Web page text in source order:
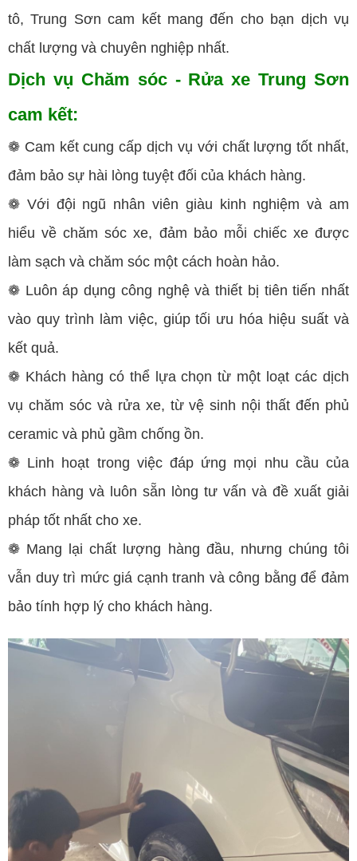
tô, Trung Sơn cam kết mang đến cho bạn dịch vụ
chất lượng và chuyên nghiệp nhất.
Dịch vụ Chăm sóc - Rửa xe Trung Sơn
cam kết:
❁ Cam kết cung cấp dịch vụ với chất lượng tốt nhất,
đảm bảo sự hài lòng tuyệt đối của khách hàng.
❁ Với đội ngũ nhân viên giàu kinh nghiệm và am
hiểu về chăm sóc xe, đảm bảo mỗi chiếc xe được
làm sạch và chăm sóc một cách hoàn hảo.
❁ Luôn áp dụng công nghệ và thiết bị tiên tiến nhất
vào quy trình làm việc, giúp tối ưu hóa hiệu suất và
kết quả.
❁ Khách hàng có thể lựa chọn từ một loạt các dịch
vụ chăm sóc và rửa xe, từ vệ sinh nội thất đến phủ
ceramic và phủ gầm chống ồn.
❁ Linh hoạt trong việc đáp ứng mọi nhu cầu của
khách hàng và luôn sẵn lòng tư vấn và đề xuất giải
pháp tốt nhất cho xe.
❁ Mang lại chất lượng hàng đầu, nhưng chúng tôi
vẫn duy trì mức giá cạnh tranh và công bằng để đảm
bảo tính hợp lý cho khách hàng.